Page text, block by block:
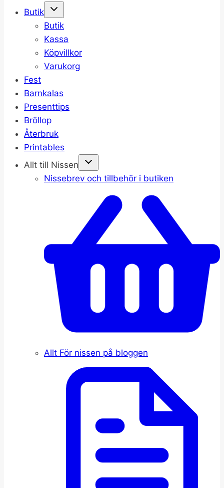
Butik
Butik
Kassa
Köpvillkor
Varukorg
Fest
Barnkalas
Presenttips
Bröllop
Återbruk
Printables
Allt till Nissen
Nissebrev och tillbehör i butiken
Allt För nissen på bloggen